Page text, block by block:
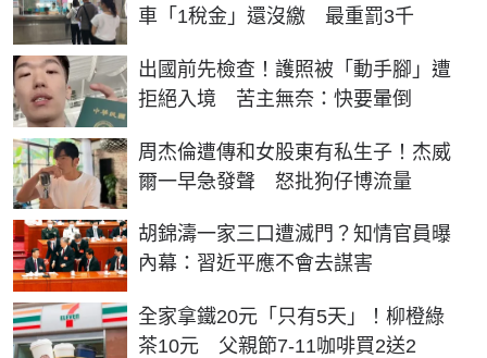
車「1稅金」還沒繳 最重罰3千
出國前先檢查！護照被「動手腳」遭
拒絕入境 苦主無奈：快要暈倒
周杰倫遭傳和女股東有私生子！杰威
爾一早急發聲 怒批狗仔博流量
胡錦濤一家三口遭滅門？知情官員曝
內幕：習近平應不會去謀害
全家拿鐵20元「只有5天」！柳橙綠
茶10元 父親節7-11咖啡買2送2